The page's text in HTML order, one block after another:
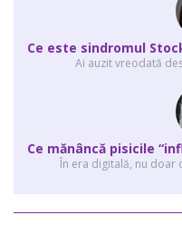
Ai auzit vreodată
În era digitală, nu doar